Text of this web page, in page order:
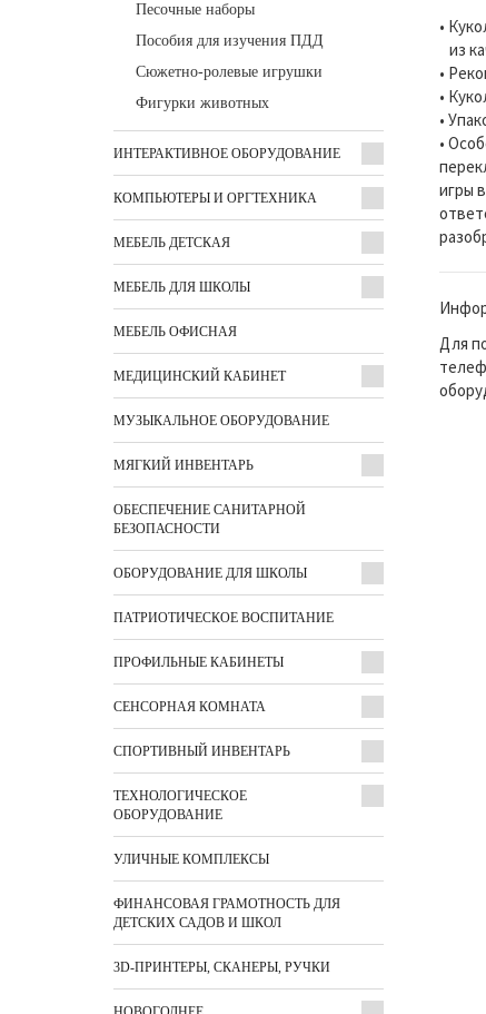
Песочные наборы
Пособия для изучения ПДД
Сюжетно-ролевые игрушки
Фигурки животных
ИНТЕРАКТИВНОЕ ОБОРУДОВАНИЕ
КОМПЬЮТЕРЫ И ОРГТЕХНИКА
МЕБЕЛЬ ДЕТСКАЯ
МЕБЕЛЬ ДЛЯ ШКОЛЫ
МЕБЕЛЬ ОФИСНАЯ
МЕДИЦИНСКИЙ КАБИНЕТ
МУЗЫКАЛЬНОЕ ОБОРУДОВАНИЕ
МЯГКИЙ ИНВЕНТАРЬ
ОБЕСПЕЧЕНИЕ САНИТАРНОЙ
БЕЗОПАСНОСТИ
ОБОРУДОВАНИЕ ДЛЯ ШКОЛЫ
ПАТРИОТИЧЕСКОЕ ВОСПИТАНИЕ
ПРОФИЛЬНЫЕ КАБИНЕТЫ
СЕНСОРНАЯ КОМНАТА
СПОРТИВНЫЙ ИНВЕНТАРЬ
ТЕХНОЛОГИЧЕСКОЕ
ОБОРУДОВАНИЕ
УЛИЧНЫЕ КОМПЛЕКСЫ
ФИНАНСОВАЯ ГРАМОТНОСТЬ ДЛЯ
ДЕТСКИХ САДОВ И ШКОЛ
3D-ПРИНТЕРЫ, СКАНЕРЫ, РУЧКИ
•
из
•
•
•
•
игры
Для